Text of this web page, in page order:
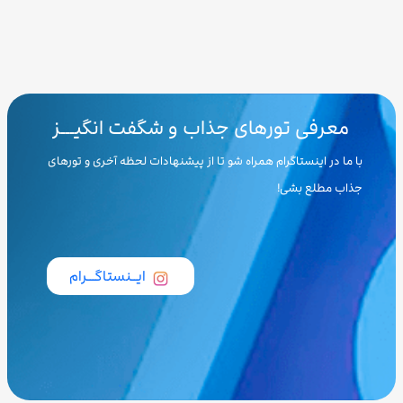
معرفی تورهای جذاب و شگفت انگیـــز
با ما در اینستاگرام همراه شو تا از پیشنهادات لحظه آخری و تورهای
جذاب مطلع بشی!
ایــنستاگـــرام